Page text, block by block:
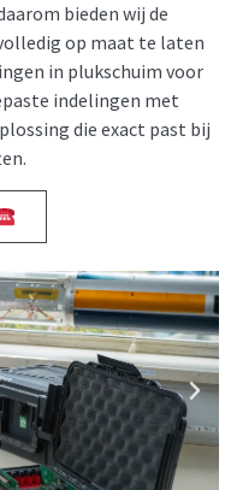
bieden wij de
op maat te laten
in plukschuim voor
indelingen met
die exact past bij